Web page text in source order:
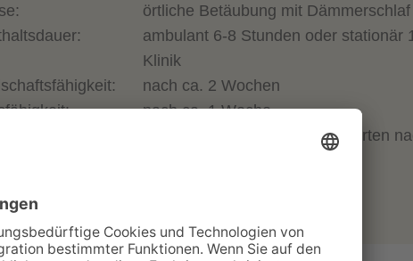
örtliche Betäubung mit
ambulant 6-8 Stunden oder stationär
Klinik
nach ca. 2 Wochen
nach ca. 1 Woche
nach 2 Wochen; Kontaktsportarten